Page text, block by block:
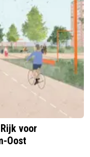
voor
Oost